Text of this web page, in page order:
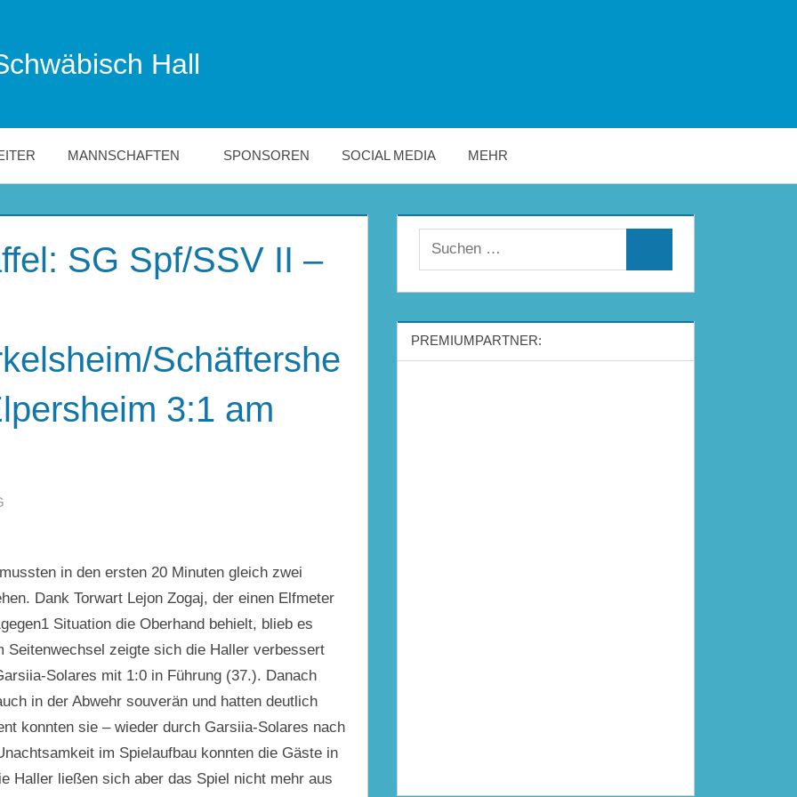
Hall
MANNSCHAFTEN SPONSOREN SOCIAL MEDIA MEHR
SG Spf/SSV II –
Schäftershe
3:1 am
in den ersten 20 Minuten gleich zwei
Dank Torwart Lejon Zogaj, der einen Elfmeter
Situation die Oberhand behielt, blieb es
zeigte sich die Haller verbessert
Solares mit 1:0 in Führung (37.). Danach
in der Abwehr souverän und hatten deutlich
konnten sie – wieder durch Garsiia-Solares nach
im Spielaufbau konnten die Gäste in
Haller ließen sich aber das Spiel nicht mehr aus
Suchen
PREMIUMPARTNER: